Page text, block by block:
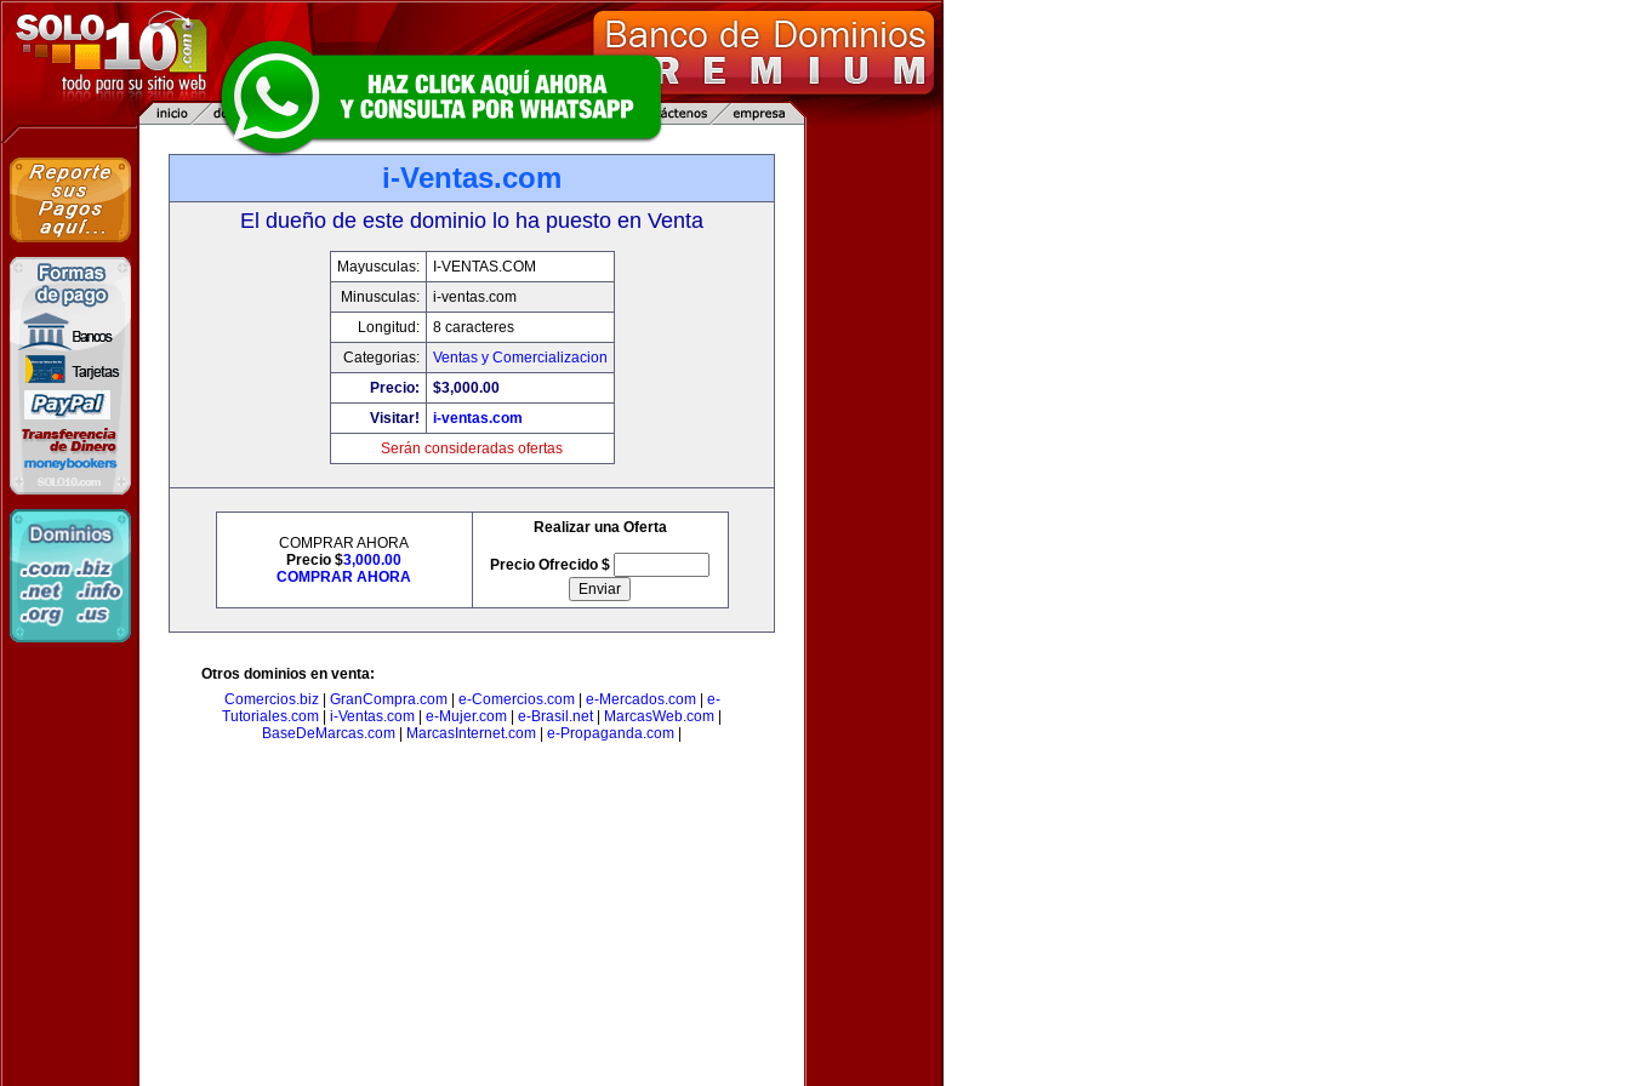
i-Ventas.com
El dueño de este dominio lo ha puesto en Venta
Mayusculas:
I-VENTAS.COM
Minusculas:
i-ventas.com
Longitud:
8 caracteres
Categorias:
Ventas y Comercializacion
Precio:
$3,000.00
Visitar!
i-ventas.com
Serán consideradas ofertas
COMPRAR AHORA
Precio $3,000.00
COMPRAR AHORA
Realizar una Oferta
Precio Ofrecido $
Otros dominios en venta:
Comercios.biz| GranCompra.com| e-Comercios.com| e-Mercados.com| e-
Tutoriales.com
i-Ventas.com e-Mujer.com e-Brasil.net| MarcasWeb.com
BaseDeMarcas.com
MarcasInternet.com e-Propaganda.com